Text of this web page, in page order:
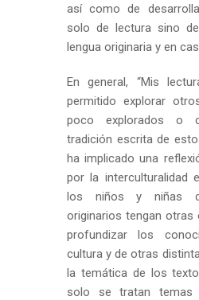
así como de
solo de lectura sino
lengua originaria y en
En general, “Mis
permitido explorar
poco explorados o
tradición escrita de
ha implicado una
por la interculturalidad
los niños y niñas
originarios tengan otras
profundizar los
cultura y de otras
la temática de los
solo se tratan temas